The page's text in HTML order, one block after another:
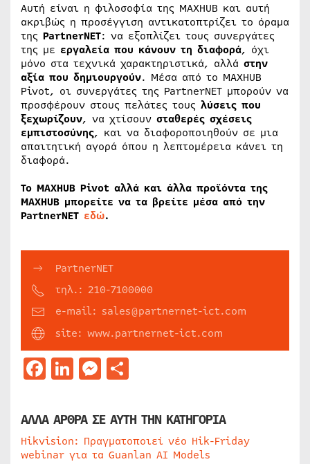
Αυτή είναι η φιλοσοφία της MAXHUB και αυτή
ακριβώς η προσέγγιση αντικατοπτρίζει το όραμα
της PartnerNET: να εξοπλίζει τους συνεργάτες
της με εργαλεία που κάνουν τη διαφορά, όχι
μόνο στα τεχνικά χαρακτηριστικά, αλλά στην
αξία που δημιουργούν. Μέσα από το MAXHUB
Pivot, οι συνεργάτες της PartnerNET μπορούν να
προσφέρουν στους πελάτες τους λύσεις που
ξεχωρίζουν, να χτίσουν σταθερές σχέσεις
εμπιστοσύνης, και να διαφοροποιηθούν σε μια
απαιτητική αγορά όπου η λεπτομέρεια κάνει τη
διαφορά.
Το MAXHUB Pivot αλλά και άλλα προϊόντα της
MAXHUB μπορείτε να τα βρείτε μέσα από την
PartnerNET εδώ.
PartnerNET
τηλ.: 210-7100000
e-mail: sales@partnernet-ict.com
site: www.partnernet-ict.com
Facebook
LinkedIn
Messenger
ΑΛΛΑ ΑΡΘΡΑ ΣΕ ΑΥΤΗ ΤΗΝ ΚΑΤΗΓΟΡΙΑ
Hikvision: Πραγματοποιεί νέο Hik-Friday
webinar για τα Guanlan AI Models